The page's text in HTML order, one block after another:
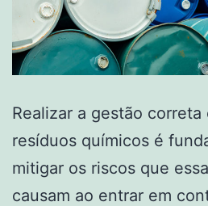
Realizar a gestão
resíduos químicos é
mitigar os riscos que
causam ao entrar em